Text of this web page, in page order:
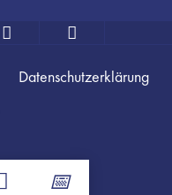
Datenschutzerklärung